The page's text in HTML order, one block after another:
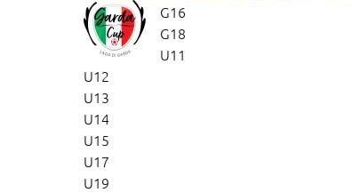
G16
G18
U11
U12
U13
U14
U15
U17
U19